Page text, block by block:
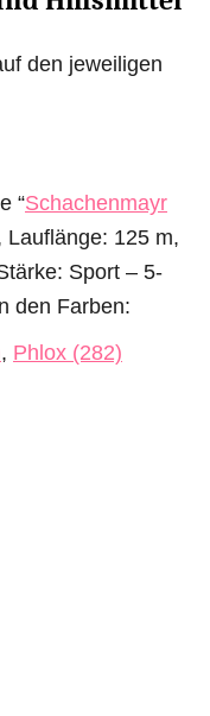
den jeweiligen
“Schachenmayr
Lauflänge: 125 m,
Sport – 5-
den Farben:
, Phlox (282)